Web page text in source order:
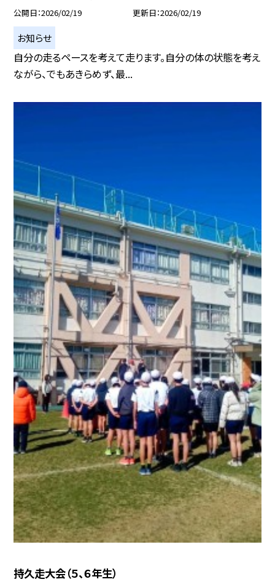
公開日 2026/02/19 更新日 2026/02/19
お知らせ
自分の走るペースを考えて走ります。自分の体の状態を考え
ながら、でもあきらめず、最...
持久走大会（５、６年生）